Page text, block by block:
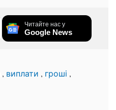
Читайте нас у
Google News
, виплати , гроші ,